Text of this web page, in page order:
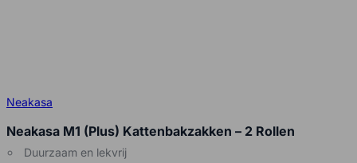
Neakasa
Neakasa M1 (Plus) Kattenbakzakken – 2 Rollen
Duurzaam en lekvrij